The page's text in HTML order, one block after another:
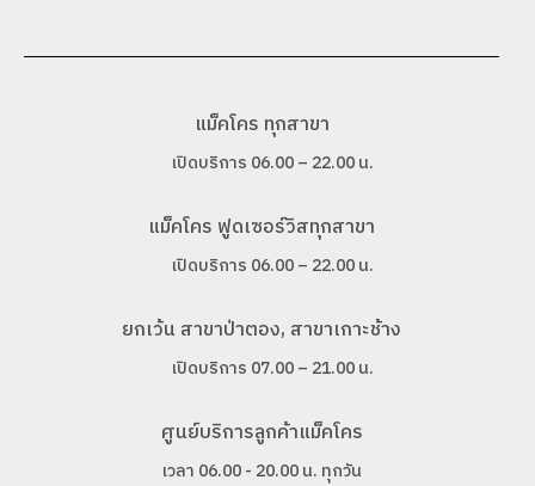
แม็คโคร ทุกสาขา
เปิดบริการ 06.00 – 22.00 น.
แม็คโคร ฟูดเซอร์วิสทุกสาขา
เปิดบริการ 06.00 – 22.00 น.
ยกเว้น สาขาป่าตอง, สาขาเกาะช้าง
เปิดบริการ 07.00 – 21.00 น.
ศูนย์บริการลูกค้าแม็คโคร
เวลา 06.00 - 20.00 น. ทุกวัน